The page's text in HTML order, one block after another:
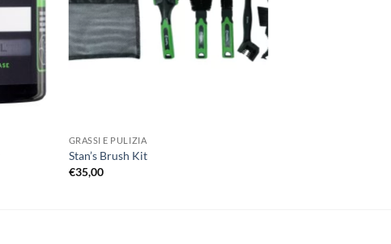
GRASSI E PULIZIA
Stan’s Brush Kit
€35,00